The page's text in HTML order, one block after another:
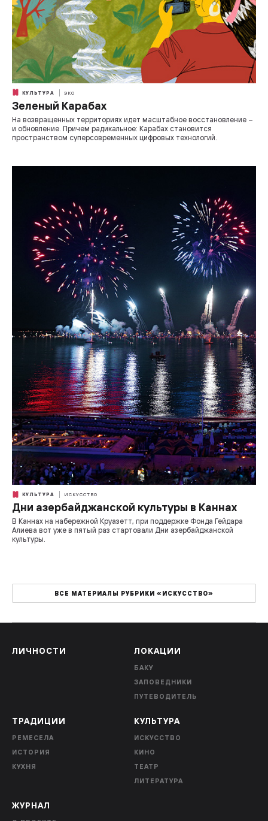
КУЛЬТУРА ЭКО
Зеленый Карабах
На возвращенных территориях идет масштабное восстановление –
и обновление. Причем радикальное: Карабах становится
пространством суперсовременных цифровых технологий.
КУЛЬТУРА ИСКУССТВО
Дни азербайджанской культуры в Каннах
В Каннах на набережной Круазетт, при поддержке Фонда Гейдара
Алиева вот уже в пятый раз стартовали Дни азербайджанской
культуры.
ВСЕ МАТЕРИАЛЫ РУБРИКИ «ИСКУССТВО»
ЛИЧНОСТИ ЛОКАЦИИ
БАКУ
ЗАПОВЕДНИКИ
ПУТЕВОДИТЕЛЬ
ТРАДИЦИИ
РЕМЕСЕЛА
ИСТОРИЯ
КУХНЯ
КУЛЬТУРА
ИСКУССТВО
КИНО
ТЕАТР
ЛИТЕРАТУРА
ЖУРНАЛ